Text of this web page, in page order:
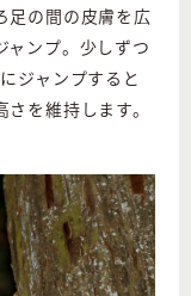
足の間の皮膚を広
ャンプ。少しずつ
ジャンプすると
を維持します。